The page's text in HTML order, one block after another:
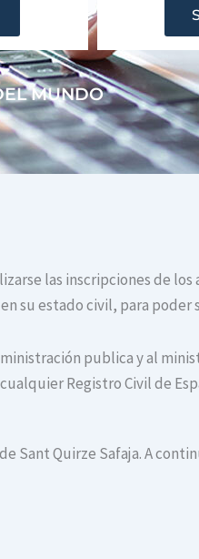
MUNDO
las inscripciones de
su estado civil, para poder
publica y al
Registro Civil de
Sant Quirze Safaja. A